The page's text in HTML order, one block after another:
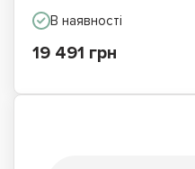
В наявності
19 491 грн